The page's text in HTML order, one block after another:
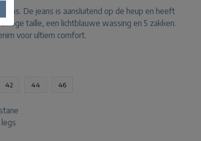
De jeans is aansluitend op de heup en heeft
taille, een lichtblauwe wassing en 5 zakken.
voor ultiem comfort.
42 44 46